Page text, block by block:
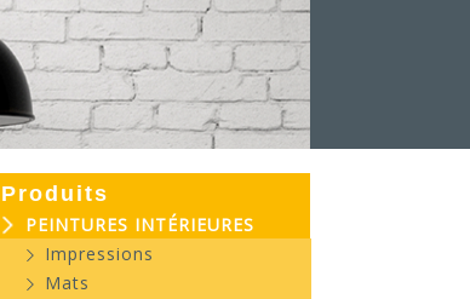
Produits
PEINTURES INTÉRIEURES
Impressions
Mats